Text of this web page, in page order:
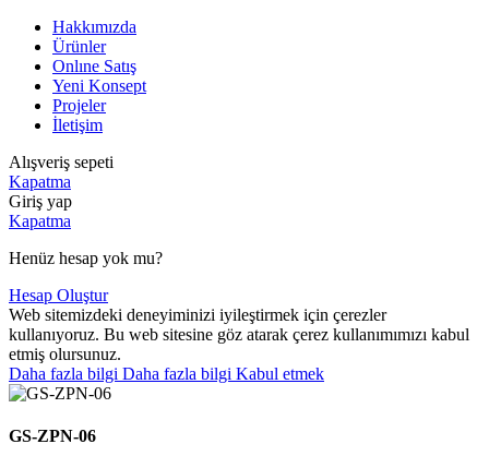
Hakkımızda
Ürünler
Onlıne Satış
Yeni Konsept
Projeler
İletişim
Alışveriş sepeti
Kapatma
Giriş yap
Kapatma
Henüz hesap yok mu?
Hesap Oluştur
Web sitemizdeki deneyiminizi iyileştirmek için çerezler
kullanıyoruz. Bu web sitesine göz atarak çerez kullanımımızı kabul
etmiş olursunuz.
Daha fazla bilgi Daha fazla bilgi Kabul etmek
GS-ZPN-06